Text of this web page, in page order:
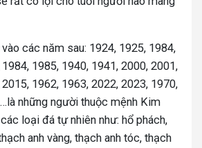
các năm sau: 1924, 1925, 1984,
1985, 1940, 1941, 2000, 2001,
1962, 1963, 2022, 2023, 1970,
những người thuộc mệnh Kim
loại đá tự nhiên như: hổ phách,
anh vàng, thạch anh tóc, thạch